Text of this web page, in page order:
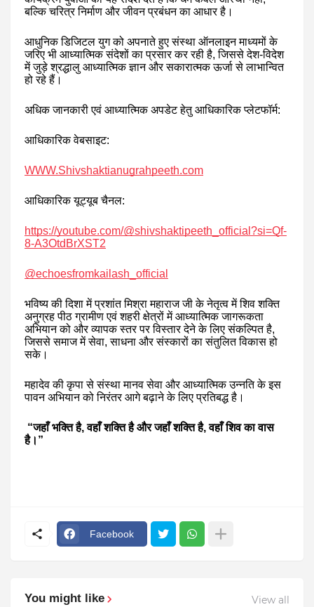
बल्कि चरित्र निर्माण और जीवन प्रबंधन का आधार है।
आधुनिक डिजिटल युग को अपनाते हुए संस्था ऑनलाइन माध्यमों के
जरिए भी आध्यात्मिक संदेशों का प्रसार कर रही है, जिससे देश-विदेश
में जुड़े श्रद्धालु आध्यात्मिक ज्ञान और सकारात्मक ऊर्जा से लाभान्वित
हो रहे हैं।
अधिक जानकारी एवं आध्यात्मिक अपडेट हेतु आधिकारिक प्लेटफॉर्म:
आधिकारिक वेबसाइट:
WWW.Shivshaktianugrahpeeth.com
आधिकारिक यूट्यूब चैनल:
https://youtube.com/@shivshaktipeeth_official?si=Qf-
8-A3OtdBrXST2
@echoesfromkailash_official
भविष्य की दिशा में प्रशांत मिश्रा महाराज जी के नेतृत्व में शिव शक्ति
अनुग्रह पीठ ग्रामीण एवं शहरी क्षेत्रों में आध्यात्मिक जागरूकता
अभियान को और व्यापक स्तर पर विस्तार देने के लिए संकल्पित है,
जिससे समाज में सेवा, साधना और संस्कारों का संतुलित विकास हो
सके।
महादेव की कृपा से संस्था मानव सेवा और आध्यात्मिक उन्नति के इस
पावन अभियान को निरंतर आगे बढ़ाने के लिए प्रतिबद्ध है।
“जहाँ भक्ति है, वहाँ शक्ति है और जहाँ शक्ति है, वहाँ शिव का वास
है।”
Facebook
You might like View all